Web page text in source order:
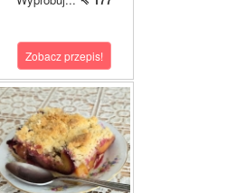
Zobacz przepis!